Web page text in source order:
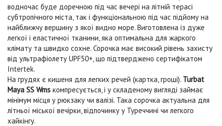
водночас буде доречною під час вечері на літній терасі
субтропічного міста, так і функціональною під час підйому на
найближчу вершину з якої видно море. Виготовлена із дуже
легкої і еластичної тканини, яка оптимальна для жаркого
клімату та швидко сохне. Сорочка має високий рівень захисту
від ультрафіолету UPF50+ , що підтверджено сертифікатом
Intertek.
На грудях є кишеня для легких речей (картка, гроші). Turbat
Maya SS Wms компресується, і у складеному вигляді займає
мінімум місця у рюкзаку чи валізі. Така сорочка актуальна для
літньої міської вечірки, відпочинку у Туреччині чи легкого
хайкінгу.